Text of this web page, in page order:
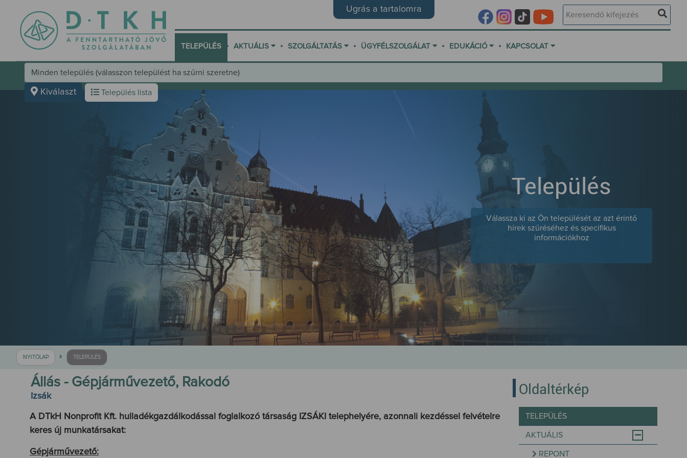
Ugrás a tartalomra
TELEPÜLÉS • AKTUÁLIS • SZOLGÁLTATÁS • ÜGYFÉLSZOLGÁLAT • EDUKÁCIÓ • KAPCSOLAT
Kiválaszt Település lista
Település
Válassza ki az Ön települését az azt érintő
hírek szűréséhez és specifikus
információkhoz
NYITÓLAP TELEPÜLÉS
Állás - Gépjárművezető, Rakodó
Izsák
A DTkH Nonprofit Kft. hulladékgazdálkodással foglalkozó társaság IZSÁKI telephelyére, azonnali kezdéssel felvételre
keres új munkatársakat:
Gépjárművezető:
Oldaltérkép
TELEPÜLÉS
AKTUÁLIS
REPONT